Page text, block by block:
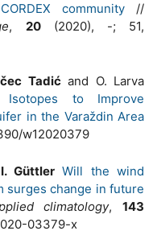
community //
, 20(2020), -; 51,
Tadićand O. Larva
to Improve
in the Varaždin Area
w12020379
I. Güttler Will the wind
surges change in future
climatology,143
020-03379-x